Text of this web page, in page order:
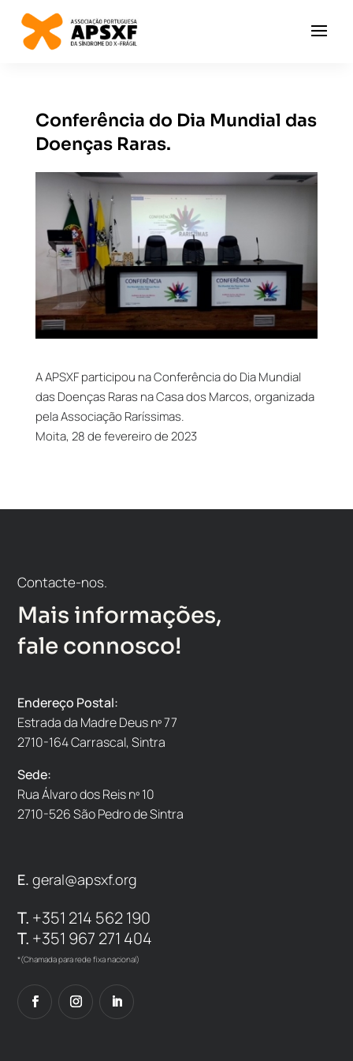
Conferência do Dia Mundial das
Doenças Raras.
A APSXF participou na Conferência do Dia Mundial
das Doenças Raras na Casa dos Marcos, organizada
pela Associação Raríssimas.
Moita, 28 de fevereiro de 2023
Contacte-nos.
Mais informações,
fale connosco!
Endereço Postal:
Estrada da Madre Deus nº 77
2710-164 Carrascal, Sintra
Sede:
Rua Álvaro dos Reis nº 10
2710-526 São Pedro de Sintra
E. geral@apsxf.org
T. +351 214 562 190
T. +351 967 271 404
*(Chamada para rede fixa nacional)